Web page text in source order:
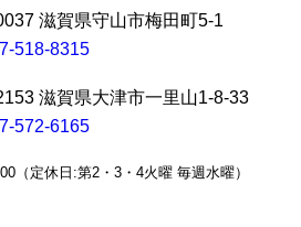
滋賀県守山市梅田町5-1
518-8315
滋賀県大津市一里山1-8-33
572-6165
（定休日:第2・3・4火曜 毎週水曜）